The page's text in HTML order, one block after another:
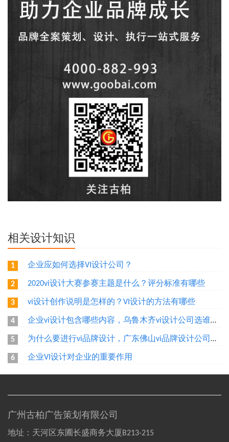
相关设计知识
1 企业应如何选择VI设计公司？
2 2020vi设计大赛参赛主题是什么？评分标准有哪些
3 vi设计创作说明是怎样的？VI设计的方法有哪些
4 企业vi设计包含哪些内容，乌鲁木齐vi设计公司选谁好？
5 为什么要进行vi品牌设计，广东佛山vi品牌设计公司选谁好？
6 企业VI设计对企业的重要作用
广州古柏广告策划有限公司
地址：天河区东圃长盛商务大厦B213-215